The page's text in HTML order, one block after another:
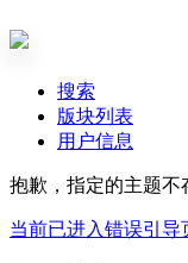
搜索
版块列表
用户信息
抱歉，指定的主题不
当前已进入错误引导